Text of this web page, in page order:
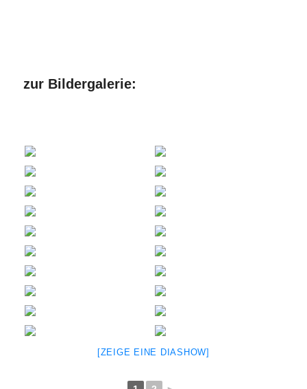
zur Bildergalerie:
[ZEI­GE EINE DIA­SHOW]